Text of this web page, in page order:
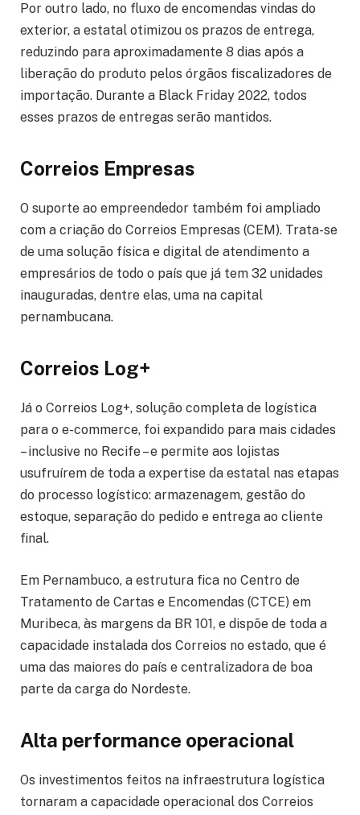
Por outro lado, no fluxo de encomendas vindas do
exterior, a estatal otimizou os prazos de entrega,
reduzindo para aproximadamente 8 dias após a
liberação do produto pelos órgãos fiscalizadores de
importação. Durante a Black Friday 2022, todos
esses prazos de entregas serão mantidos.
Correios Empresas
O suporte ao empreendedor também foi ampliado
com a criação do Correios Empresas (CEM). Trata-se
de uma solução física e digital de atendimento a
empresários de todo o país que já tem 32 unidades
inauguradas, dentre elas, uma na capital
pernambucana.
Correios Log+
Já o Correios Log+, solução completa de logística
para o e-commerce, foi expandido para mais cidades
– inclusive no Recife – e permite aos lojistas
usufruírem de toda a expertise da estatal nas etapas
do processo logístico: armazenagem, gestão do
estoque, separação do pedido e entrega ao cliente
final.
Em Pernambuco, a estrutura fica no Centro de
Tratamento de Cartas e Encomendas (CTCE) em
Muribeca, às margens da BR 101, e dispõe de toda a
capacidade instalada dos Correios no estado, que é
uma das maiores do país e centralizadora de boa
parte da carga do Nordeste.
Alta performance operacional
Os investimentos feitos na infraestrutura logística
tornaram a capacidade operacional dos Correios